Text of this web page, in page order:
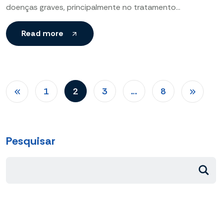
doenças graves, principalmente no tratamento
oncológico. Entenda direitos e procedimentos agora.
Read more
1 2 3 … 8
Pesquisar